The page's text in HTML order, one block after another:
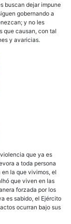
buscan dejar impune
gobernando a
y no les
que causan, con tal
y avaricias.
que ya es
a toda persona
la que vivimos, el
que viven en las
forzada por los
es sabido, el Ejército
ocurran bajo sus